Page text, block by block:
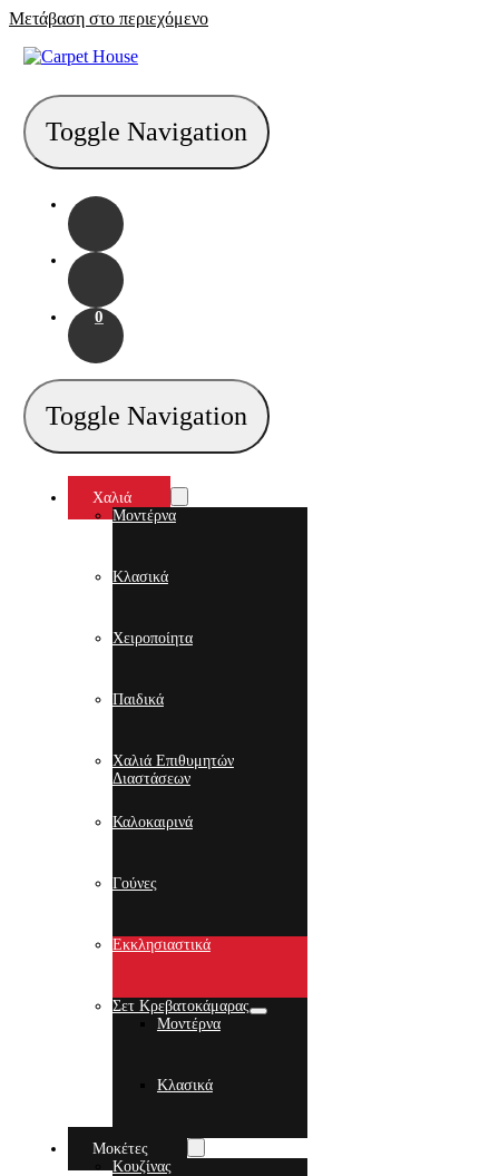
Μετάβαση στο περιεχόμενο
Toggle Navigation
0
Toggle Navigation
Χαλιά
Μοντέρνα
Κλασικά
Χειροποίητα
Παιδικά
Χαλιά Επιθυμητών
Διαστάσεων
Καλοκαιρινά
Γούνες
Εκκλησιαστικά
Σετ Κρεβατοκάμαρας
Μοντέρνα
Κλασικά
Μοκέτες
Κουζίνας